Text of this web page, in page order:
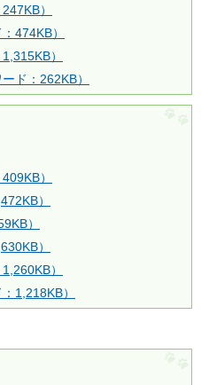
）
474KB）
）
ド：262KB）
）
）
）
）
）
1,218KB）